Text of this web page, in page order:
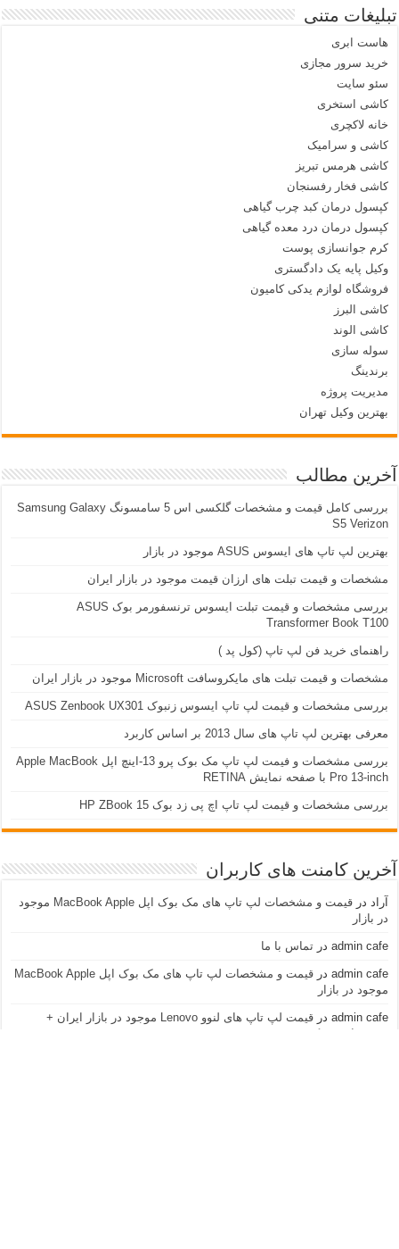
تبلیغات متنی
هاست ابری
خرید سرور مجازی
سئو سایت
کاشی استخری
خانه لاکچری
کاشی و سرامیک
کاشی هرمس تبریز
کاشی فخار رفسنجان
کپسول درمان کبد چرب گیاهی
کپسول درمان درد معده گیاهی
کرم جوانسازی پوست
وکیل پایه یک دادگستری
فروشگاه لوازم یدکی کامیون
کاشی البرز
کاشی الوند
سوله سازی
برندینگ
مدیریت پروژه
بهترین وکیل تهران
آخرین مطالب
بررسی کامل قیمت و مشخصات گلکسی اس 5 سامسونگ Samsung Galaxy
S5 Verizon
بهترین لپ تاپ های ایسوس ASUS موجود در بازار
مشخصات و قیمت تبلت های ارزان قیمت موجود در بازار ایران
بررسی مشخصات و قیمت تبلت ایسوس ترنسفورمر بوک ASUS
Transformer Book T100
راهنمای خرید فن لپ تاپ (کول پد )
مشخصات و قیمت تبلت های مایکروسافت Microsoft موجود در بازار ایران
بررسی مشخصات و قیمت لپ تاپ ایسوس زنبوک ASUS Zenbook UX301
معرفی بهترین لپ تاپ های سال 2013 بر اساس کاربرد
بررسی مشخصات و فیمت لپ تاپ مک بوک پرو 13-اینچ اپل Apple MacBook
Pro 13-inch با صفحه نمایش RETINA
بررسی مشخصات و قیمت لپ تاپ اچ پی زد بوک 15 HP ZBook
آخرین کامنت های کاربران
آراد در
قیمت و مشخصات لپ تاپ های مک بوک اپل MacBook Apple موجود
در بازار
admin cafe درتماس با ما
admin cafe در
قیمت و مشخصات لپ تاپ های مک بوک اپل MacBook Apple
موجود در بازار
admin cafe در
قیمت لپ تاپ های لنوو Lenovo موجود در بازار ایران +
مشخصات و عکس